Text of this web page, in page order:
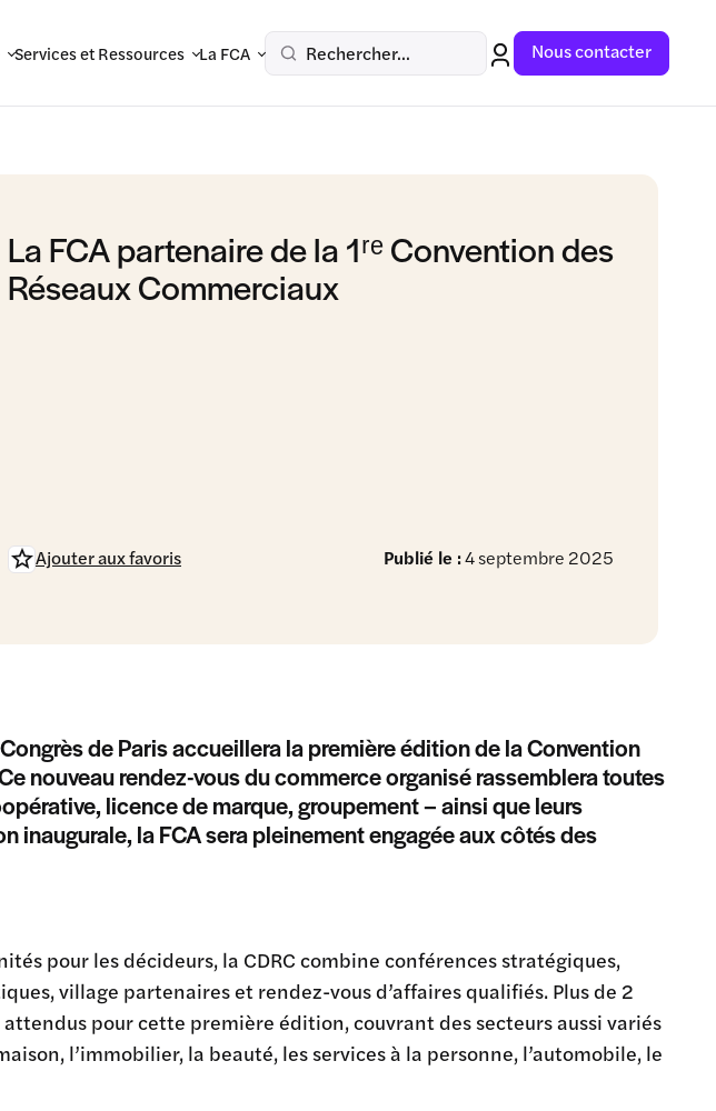
Services et Ressources La FCA Rechercher... Nous contacter
La FCA partenaire de la 1ʳᵉ Convention des
Réseaux Commerciaux
Publié le :4 septembre 2025
Ajouter aux favoris
de Paris accueillera la première édition de la Convention
nouveau rendez-vous du commerce organisé rassemblera toutes
licence de marque, groupement – ainsi que leurs
inaugurale, la FCA sera pleinement engagée aux côtés des
pour les décideurs, la CDRC combine conférences stratégiques,
village partenaires et rendez-vous d’affaires qualifiés. Plus de 2
pour cette première édition, couvrant des secteurs aussi variés
l’immobilier, la beauté, les services à la personne, l’automobile, le